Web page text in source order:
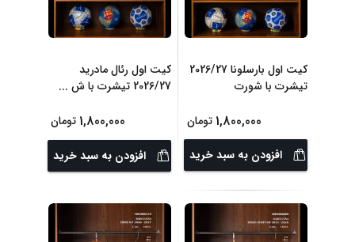
کیت اول بارسلونا 2026/27
تیشرت با شورت
1,800,000 تومان
افزودن به سبد خرید
کیت اول رئال مادرید
2026/27 تیشرت با ش
...
1,800,000 تومان
افزودن به سبد خرید